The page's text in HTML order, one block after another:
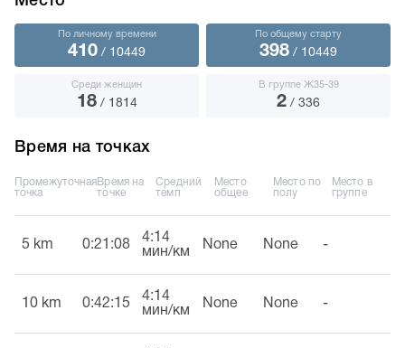
По личному времени
410 / 10449
По общему старту
398 / 10449
Среди женщин
18/ 1814
В группе Ж35-39
2 / 336
Время на точках
Промежуточная
точка
Время на
точке
Средний
темп
Место
общее
Место по
полу
Место в
группе
5 km 0:21:08
4:14
мин/км
None None -
10 km 0:42:15
4:14
мин/км
None None -